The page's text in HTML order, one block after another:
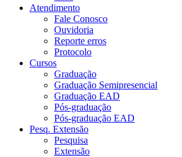
Atendimento
Fale Conosco
Ouvidoria
Reporte erros
Protocolo
Cursos
Graduação
Graduação Semipresencial
Graduação EAD
Pós-graduação
Pós-graduação EAD
Pesq. Extensão
Pesquisa
Extensão